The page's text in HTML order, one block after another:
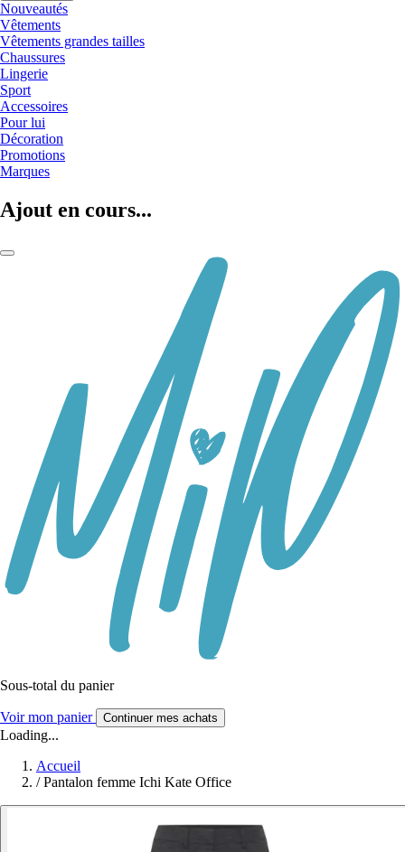
Nouveautés
Vêtements
Vêtements grandes tailles
Chaussures
Lingerie
Sport
Accessoires
Pour lui
Décoration
Promotions
Marques
Ajout en cours...
Sous-total du panier
Voir mon panier Continuer mes achats
Loading...
Accueil
/ Pantalon femme Ichi Kate Office